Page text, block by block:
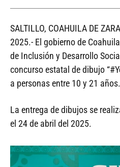
SALTILLO, COAHUILA DE
2025.- El gobierno de
de Inclusión y Desarrollo
concurso estatal de dibujo
a personas entre 10 y 21 años.
La entrega de dibujos se
el 24 de abril del 2025.